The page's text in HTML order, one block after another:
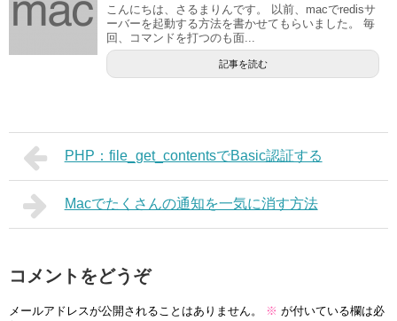
こんにちは、さるまりんです。 以前、macでredisサ
ーバーを起動する方法を書かせてもらいました。 毎
回、コマンドを打つのも面...
記事を読む
PHP：file_get_contentsでBasic認証する
Macでたくさんの通知を一気に消す方法
コメントをどうぞ
メールアドレスが公開されることはありません。 ※ が付いている欄は必